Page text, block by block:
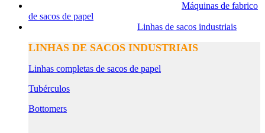
Máquinas de fabrico
de sacos de papel
Linhas de sacos industriais
LINHAS DE SACOS INDUSTRIAIS
Linhas completas de sacos de papel
Tubérculos
Bottomers